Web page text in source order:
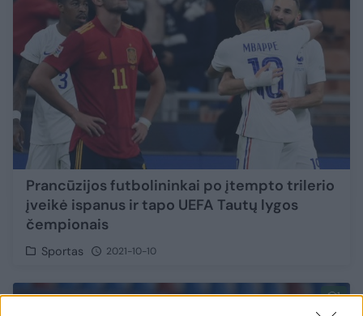
Prancūzijos futbolininkai po įtempto trilerio
įveikė ispanus ir tapo UEFA Tautų lygos
čempionais
Sportas 2021-10-10
1